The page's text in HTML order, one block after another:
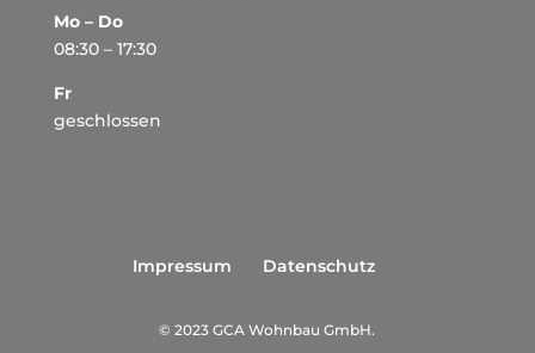
Mo – Do
08:30 – 17:30
Fr
geschlossen
Impressum Datenschutz
© 2023 GCA Wohnbau GmbH.